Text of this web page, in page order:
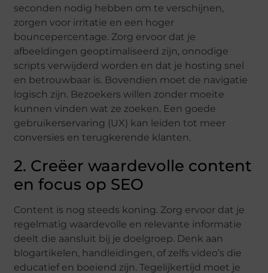
seconden nodig hebben om te verschijnen,
zorgen voor irritatie en een hoger
bouncepercentage. Zorg ervoor dat je
afbeeldingen geoptimaliseerd zijn, onnodige
scripts verwijderd worden en dat je hosting snel
en betrouwbaar is. Bovendien moet de navigatie
logisch zijn. Bezoekers willen zonder moeite
kunnen vinden wat ze zoeken. Een goede
gebruikerservaring (UX) kan leiden tot meer
conversies en terugkerende klanten.
2. Creëer waardevolle content
en focus op SEO
Content is nog steeds koning. Zorg ervoor dat je
regelmatig waardevolle en relevante informatie
deelt die aansluit bij je doelgroep. Denk aan
blogartikelen, handleidingen, of zelfs video’s die
educatief en boeiend zijn. Tegelijkertijd moet je